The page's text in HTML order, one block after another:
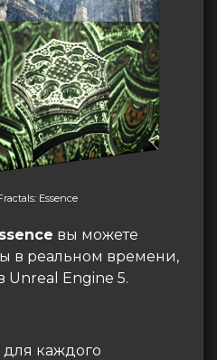
Essence
вы можете
в реальном времени,
Unreal Engine 5.
каждого